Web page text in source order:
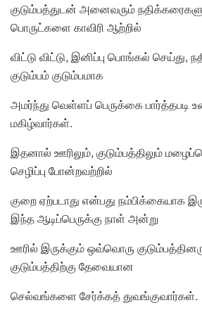
குடும்பத்துடன் அனைவரும்
பொருட்களை காவிரி ஆற்றில்
விட்டு விட்டு, இனிப்பு பொங்கல் செய்து,
குடும்பம் குடும்பமாக
அமர்ந்து வெள்ளப் பெருக்கை பார்த்தபடி
மகிழ்வார்கள்.
இதனால் ஊரிலும், குடும்பத்திலும்
செழிப்பு போன்றவற்றில்
குறை ஏற்படாது என்பது நம்பிக்கையாக
இந்த ஆடிப்பெருக்கு நாள் அன்று
ஊரில் இருக்கும் ஒவ்வொரு
குடும்பத்திற்கு தேவையான
செல்வங்களை சேர்க்கத் துவங்குவார்கள்.